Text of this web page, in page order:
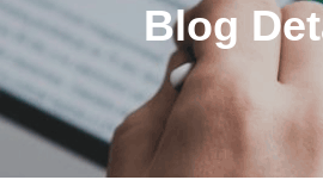
Blog